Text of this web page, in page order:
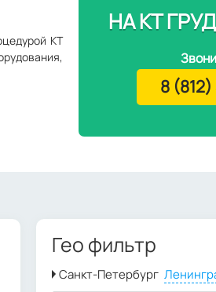
КТ
НА КТ
8
Гео фильтр